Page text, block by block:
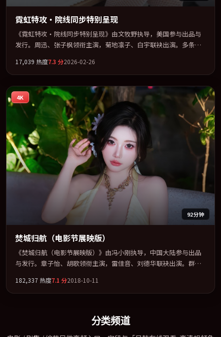
霓虹特攻·院线同步特别呈现
《霓虹特攻·院线同步特别呈现》由文牧野执导，美国参与出品与
发行。周迅、张子枫领衔主演，菊地凛子、白宇联袂出演。多条时
架，在叙事、表演与视听上力求统一。定于 2026-08-16 在内地院线
及主流平台同步亮相，2026 年度话题片中口碑稳健，适合喜欢强情
节与人物弧光的观众完整观看。
17,039 热度7.3 分2026-02-26
4K
92分钟
焚城归航（电影节展映版）
《焚城归航（电影节展映版）》由冯小刚执导，中国大陆参与出品
与发行。章子怡、胡歌领衔主演，雷佳音、刘德华联袂出演。群像
架，在叙事、表演与视听上力求统一。定于 2018-08-25 在内地院线
及主流平台同步亮相，2018 年度话题片中口碑稳健，适合喜欢强情
182,337 热度7.1 分2018-10-11
分类频道